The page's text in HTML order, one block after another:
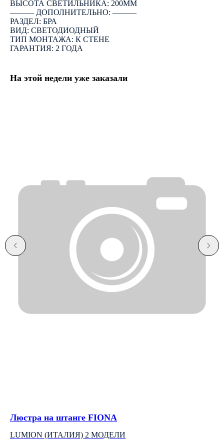
ВЫСОТА СВЕТИЛЬНИКА: 200ММ
――― ДОПОЛНИТЕЛЬНО: ―――
РАЗДЕЛ: БРА
ВИД: СВЕТОДИОДНЫЙ
ТИП МОНТАЖА: К СТЕНЕ
ГАРАНТИЯ: 2 ГОДА
На этой недели уже заказали
Люстра на штанге FIONA
LUMION (ИТАЛИЯ) 2 МОДЕЛИ